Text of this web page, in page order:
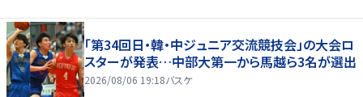
「第34回日・韓・中ジュニア交流競技会」の大会ロ
スターが発表…中部大第一から馬越ら3名が選出
2026/08/06 19:18バスケ